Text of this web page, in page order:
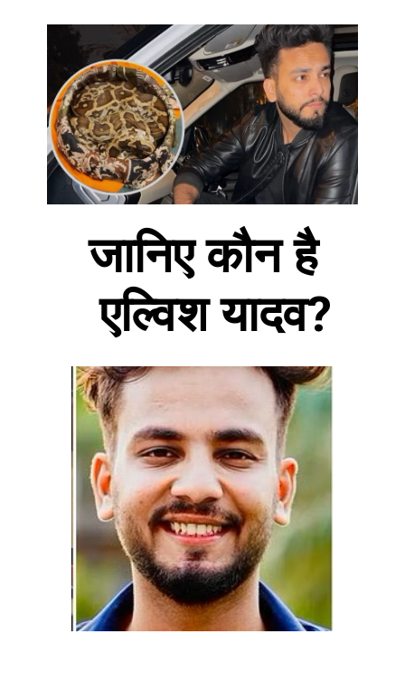
जानिए कौन है
एल्विश यादव?